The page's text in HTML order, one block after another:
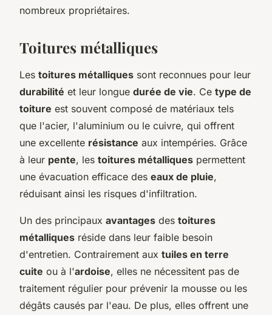
nombreux propriétaires.
Toitures métalliques
Les toitures métalliques sont reconnues pour leur
durabilité et leur longue durée de vie. Ce type de
toiture est souvent composé de matériaux tels
que l'acier, l'aluminium ou le cuivre, qui offrent
une excellente résistance aux intempéries. Grâce
à leur pente, les toitures métalliques permettent
une évacuation efficace des eaux de pluie,
réduisant ainsi les risques d'infiltration.
Un des principaux avantages des toitures
métalliques réside dans leur faible besoin
d'entretien. Contrairement aux tuiles en terre
cuite ou à l'ardoise, elles ne nécessitent pas de
traitement régulier pour prévenir la mousse ou les
dégâts causés par l'eau. De plus, elles offrent une